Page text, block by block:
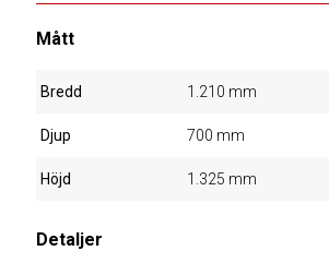
Mått
Bredd 1.210 mm
Djup 700 mm
Höjd 1.325 mm
Detaljer